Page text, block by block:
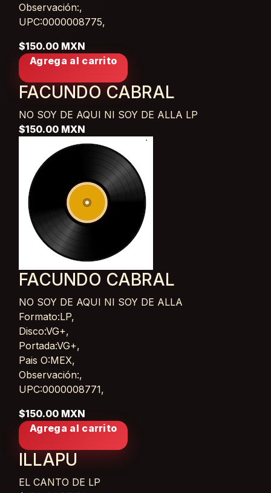
Observación:,
UPC:0000008775,
$150.00 MXN
Agrega al carrito
FACUNDO CABRAL
NO SOY DE AQUI NI SOY DE ALLA LP
$150.00 MXN
FACUNDO CABRAL
NO SOY DE AQUI NI SOY DE ALLA
Card List Article
Formato:LP,
Disco:VG+,
Portada:VG+,
Pais O:MEX,
Observación:,
UPC:0000008771,
$150.00 MXN
Agrega al carrito
ILLAPU
EL CANTO DE LP